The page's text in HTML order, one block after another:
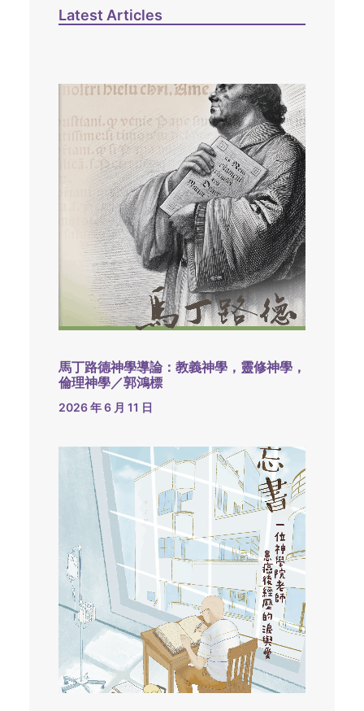
Latest Articles
馬丁路德神學導論：教義神學，靈修神學，
倫理神學／郭鴻標
2026 年 6 月 11 日